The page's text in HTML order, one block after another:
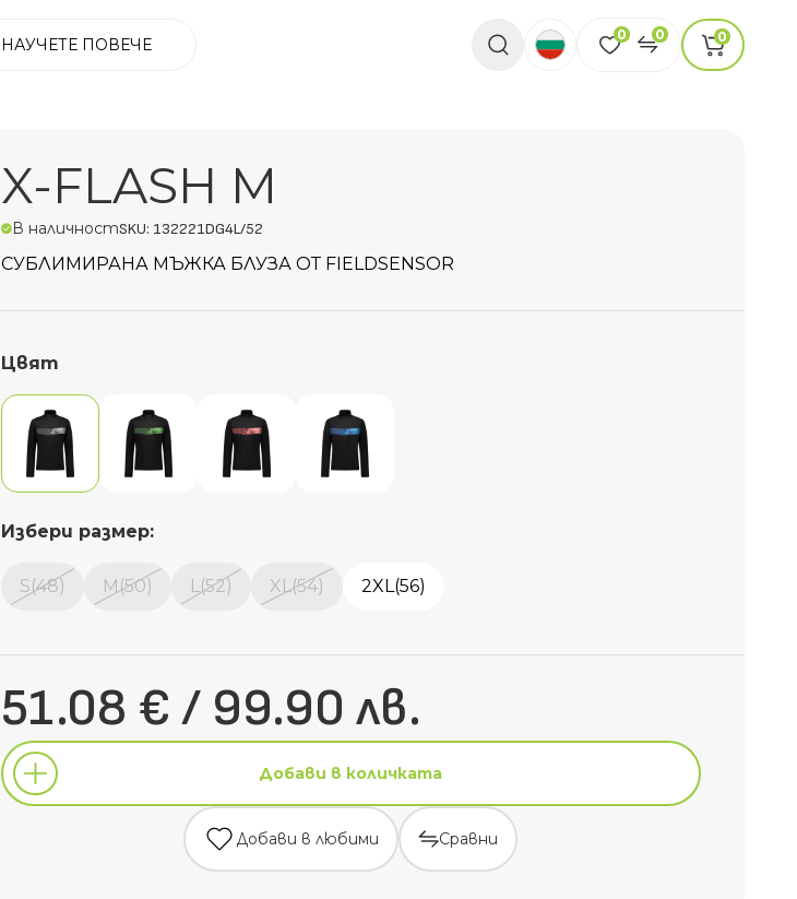
НАУЧЕТЕ ПОВЕЧЕ
0 0 0
X-FLASH M
В наличностSKU: 132221DG4L/52
СУБЛИМИРАНА МЪЖКА БЛУЗА ОТ FIELDSENSOR
Цвят
Избери размер:
S(48) M(50) L(52) XL(54) 2XL(56)
51.08 € / 99.90 лв.
Добави в количката
Добави в любими Сравни